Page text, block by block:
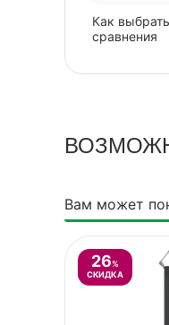
Как
сравнения
Вам может
26%
СКИДКА